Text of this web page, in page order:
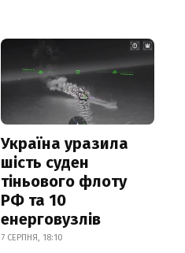
Україна уразила
шість суден
тіньового флоту
РФ та 10
енерговузлів
7 СЕРПНЯ, 18:10